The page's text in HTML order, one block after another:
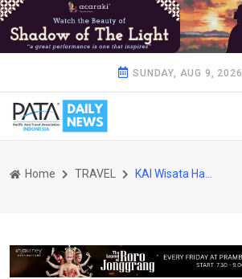
SUNDAY, AUG 9, 2026
Home TRAVEL KAI Wisata Hadirkan Pengalaman Wisata di Lawang Sewu